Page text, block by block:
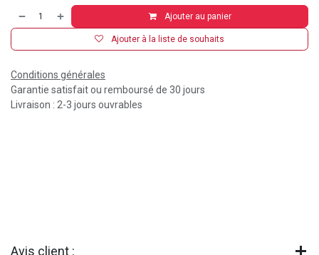
Ajouter au panier
Ajouter à la liste de souhaits
Conditions générales
Garantie satisfait ou remboursé de 30 jours
Livraison : 2-3 jours ouvrables
Avis client :